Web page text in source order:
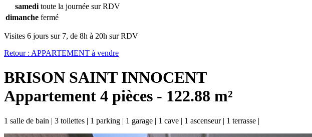
samedi toute la journée sur RDV
dimanche fermé
Visites 6 jours sur 7, de 8h à 20h sur RDV
Retour : APPARTEMENT à vendre
BRISON SAINT INNOCENT
Appartement 4 pièces - 122.88 m²
1 salle de bain | 3 toilettes | 1 parking | 1 garage | 1 cave | 1 ascenseur| 1 terrasse |